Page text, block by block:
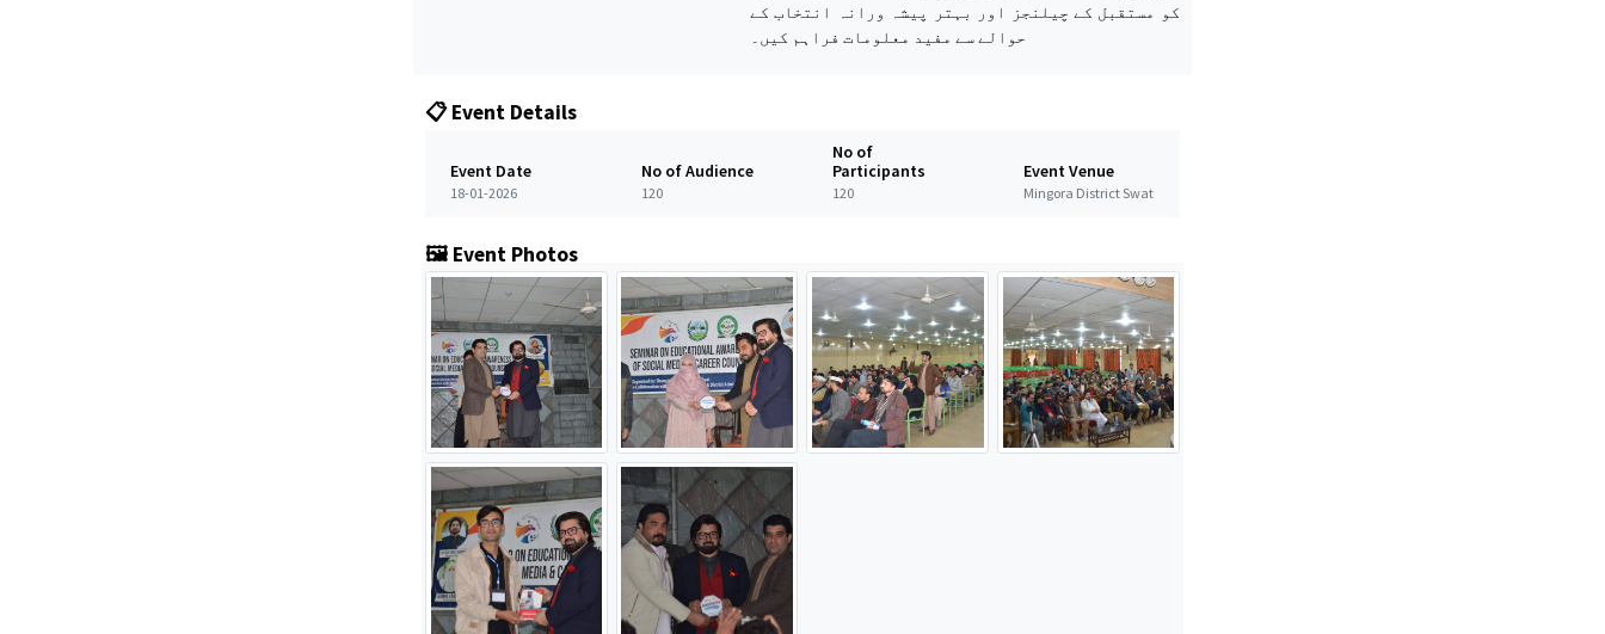
کو مستقبل کے چیلنجز اور بہتر پیشہ ورانہ انتخاب کے
حوالے سے مفید معلومات فراہم کیں۔
📋 Event Details
Event Date
18-01-2026
No of Audience
120
No of
Participants
120
Event Venue
Mingora District Swat
🖼️ Event Photos